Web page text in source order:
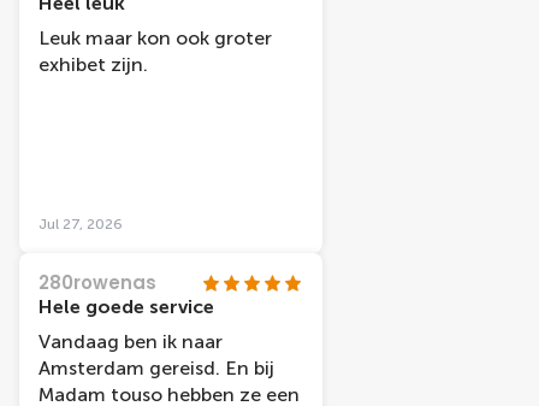
Leuk maar kon ook groter
exhibet zijn.
Jul 27, 2026
280rowenas
Hele goede service
Vandaag ben ik naar
Amsterdam gereisd. En bij
Madam touso hebben ze een